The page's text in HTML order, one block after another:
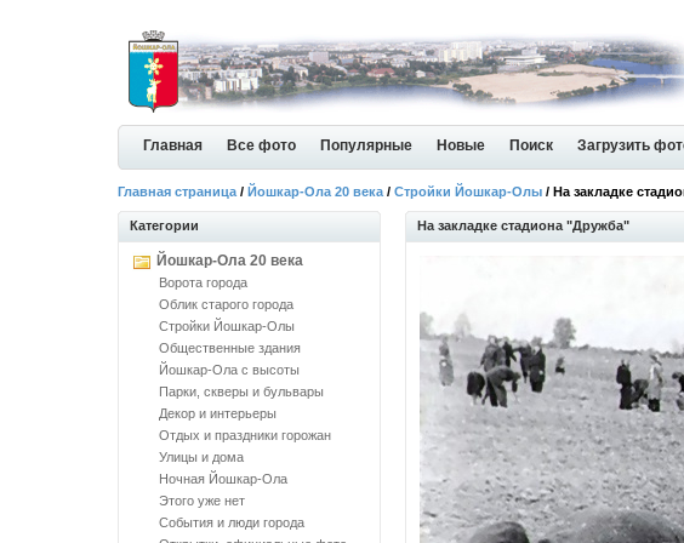
Главная Все фото Популярные Новые Поиск Загрузить
Главная страница / Йошкар-Ола 20 века / Стройки Йошкар-Олы / На закладке
Категории
Йошкар-Ола 20 века
Ворота города
Облик старого города
Стройки Йошкар-Олы
Общественные здания
Йошкар-Ола с высоты
Парки, скверы и бульвары
Декор и интерьеры
Отдых и праздники горожан
Улицы и дома
Ночная Йошкар-Ола
Этого уже нет
События и люди города
На закладке стадиона "Дружба"